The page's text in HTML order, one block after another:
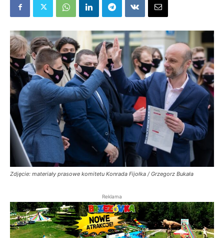
Zdjęcie: materiały prasowe komitetu Konrada Fijołka / Grzegorz Bukała
Reklama